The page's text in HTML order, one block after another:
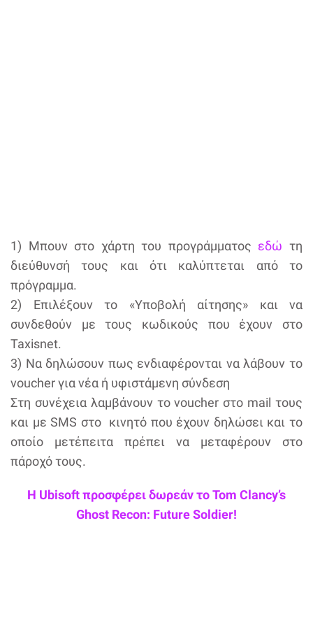
1) Μπουν στο χάρτη του προγράμματος εδώ τη
διεύθυνσή τους και ότι καλύπτεται από το
πρόγραμμα.
2) Επιλέξουν το «Υποβολή αίτησης» και να
συνδεθούν με τους κωδικούς που έχουν στο
Taxisnet.
3) Να δηλώσουν πως ενδιαφέρονται να λάβουν το
voucher για νέα ή υφιστάμενη σύνδεση
Στη συνέχεια λαμβάνουν το voucher στο mail τους
και με SMS στο κινητό που έχουν δηλώσει και το
οποίο μετέπειτα πρέπει να μεταφέρουν στο
πάροχό τους.
Η Ubisoft προσφέρει δωρεάν το Tom Clancy’s
Ghost Recon: Future Soldier!